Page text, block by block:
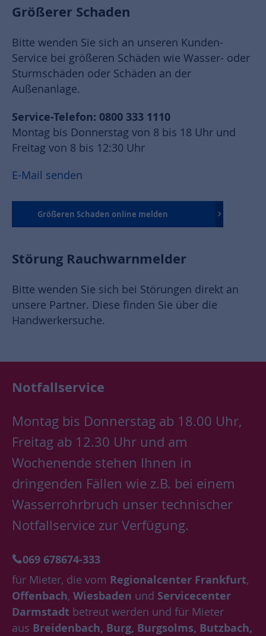
Größerer Schaden
Bitte wenden Sie sich an unseren Kunden-
Service bei größeren Schäden wie Wasser- oder
Sturmschäden oder Schäden an der
Außenanlage.
Service-Telefon: 0800 333 1110
Montag bis Donnerstag von 8 bis 18 Uhr und
Freitag von 8 bis 12:30 Uhr
E-Mail senden
Größeren Schaden online melden
Störung Rauchwarnmelder
Bitte wenden Sie sich bei Störungen direkt an
unsere Partner. Diese finden Sie über die
Handwerkersuche.
Notfallservice
Montag bis Donnerstag ab 18.00 Uhr,
Freitag ab 12.30 Uhr und am
Wochenende stehen Ihnen in
dringenden Fällen wie z.B. bei einem
Wasserrohrbruch unser technischer
Notfallservice zur Verfügung.
069 678674-333
für Mieter, die vom Regionalcenter Frankfurt,
Offenbach, Wiesbaden und Servicecenter
Darmstadt betreut werden und für Mieter
aus Breidenbach, Burg, Burgsolms, Butzbach,